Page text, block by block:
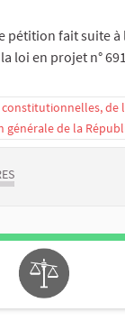
pétition fait suite
loi en projet n°
de
générale de la